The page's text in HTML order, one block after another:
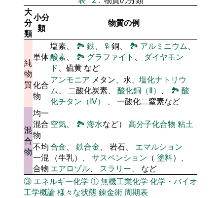
大
分
類
小分
類
物質の例
純
物
質
単体
塩素、 🏞 鉄、 🜠銅、 🏞 アルミニウム、
酸素、 🏞 グラファイト 、 ダイヤモン
ド、硫黄 など
化合
物
アンモニア メタン、水、 塩化ナトリウ
ム、 二酸化炭素、 酸化銅（Ⅱ） 、 🏞 酸
化チタン（Ⅳ） 、 一酸化二窒素など
混
合
物
均一
混合
物
空気、 🏞 海水など） 高分子化合物 粘土
不均
一混
合物
合金、 鉄合金、 岩石、 エマルション
（牛乳）、 サスペンション （ 塗料）、
エアロゾル、 スラリー、 など
③ エネルギー化学 ①無機工業化学 化学・バイオ
工学概論様々な状態錬金術 周期表